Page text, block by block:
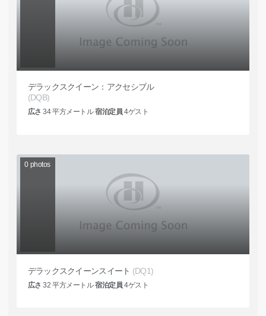
デラックスクイーン：アクセシブル
(DQB)
広さ 34平方メートル宿泊定員 4ゲスト
0 photos
デラックスクイーンスイート (DQ1)
広さ 32 平方メートル宿泊定員 4ゲスト